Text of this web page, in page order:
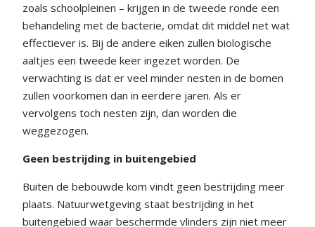
zoals schoolpleinen – krijgen in de tweede ronde een
behandeling met de bacterie, omdat dit middel net wat
effectiever is. Bij de andere eiken zullen biologische
aaltjes een tweede keer ingezet worden. De
verwachting is dat er veel minder nesten in de bomen
zullen voorkomen dan in eerdere jaren. Als er
vervolgens toch nesten zijn, dan worden die
weggezogen.
Geen bestrijding in buitengebied
Buiten de bebouwde kom vindt geen bestrijding meer
plaats. Natuurwetgeving staat bestrijding in het
buitengebied waar beschermde vlinders zijn niet meer